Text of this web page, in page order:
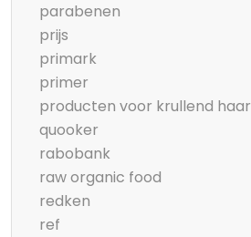
parabenen
prijs
primark
primer
producten voor krullend haar
quooker
rabobank
raw organic food
redken
ref